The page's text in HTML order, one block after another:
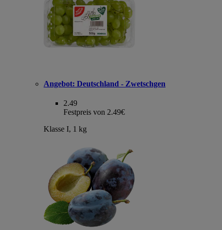
Angebot: Deutschland - Zwetschgen
2.49
Festpreis von 2.49€
Klasse I, 1 kg